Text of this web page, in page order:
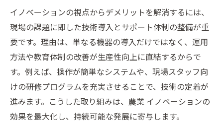
イノベーションの視点からデメリットを解消するには、
現場の課題に即した技術導入とサポート体制の整備が重
要です。理由は、単なる機器の導入だけではなく、運用
方法や教育体制の改善が生産性向上に直結するからで
す。例えば、操作が簡単なシステムや、現場スタッフ向
けの研修プログラムを充実させることで、技術の定着が
進みます。こうした取り組みは、農業 イノベーションの
効果を最大化し、持続可能な発展に寄与します。